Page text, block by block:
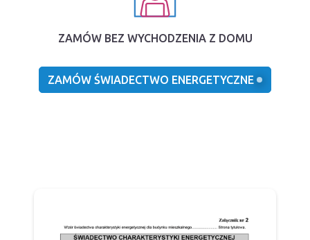
ZAMÓW BEZ WYCHODZENIA Z DOMU
ZAMÓW ŚWIADECTWO ENERGETYCZNE